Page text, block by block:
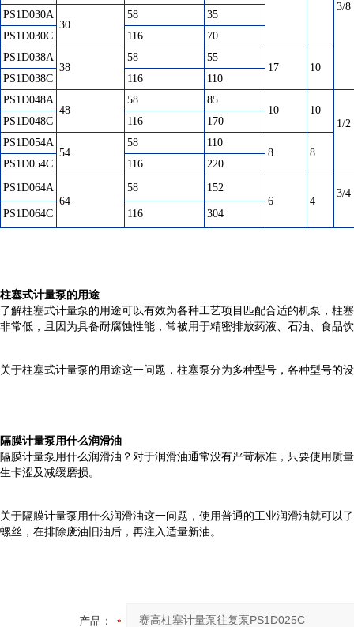
3/8
PS1D030A
30
58
35
PS1D030C
116
70
PS1D038A
38
58
55
17
10
PS1D038C
116
110
PS1D048A
48
58
85
10
10
1/2
PS1D048C 116
170
PS1D054A
54
58
110
8
8
PS1D054C
116
220
PS1D064A
64
58
152
6
4
3/4
PS1D064C
116 304
柱塞式计量泵的用途
了解柱塞式计量泵的用途可以有效为各种工艺项目匹配合适的机泵，柱
非常低，且因为具备耐腐蚀性能，常被用于精密排放药液、石油、食品
关于柱塞式计量泵的用途这一问题，柱塞泵分为多种型号，各种型号的
隔膜计量泵用什么润滑油
隔膜计量泵用什么润滑油？对于润滑油通常没有严苛标准，只要使用质
生卡涩及减缓磨损。
关于隔膜计量泵用什么润滑油这一问题，使用普通的工业润滑油就可以
螺丝，在排除废油旧油后，再注入适量新油。
产品：